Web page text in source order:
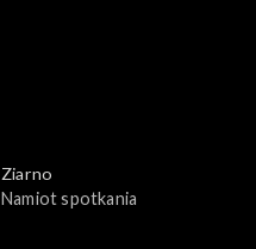
Ziarno
Namiot spotkania